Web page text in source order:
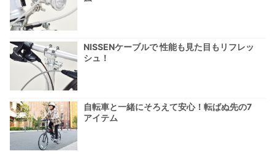
NISSENケーブルで 性能も見た目もリフレッ
シュ！
自転車と一緒にそろえて安心！転ばぬ先の7
アイテム